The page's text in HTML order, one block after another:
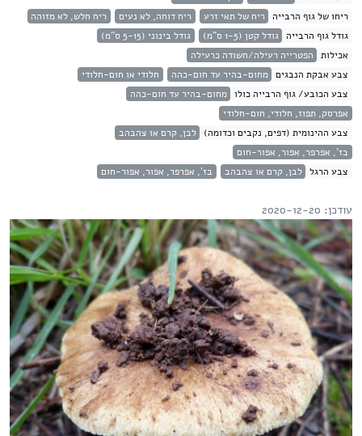
ריחו של גוף הרבייה ריח של תאי זרע ריח דוחה, לא נעים
ריח חלש, לא מזוהה
גודל גוף הרבייה גודל קטן (1-5 ס"מ)
גודל בינוני (5-15 ס"מ)
אכילות הפטרייה רעילה/חשודה כרעילה
צבע אבקת הנבגים מחום-בהיר עד חום-כהה
חלודי או חום-חלודי
צבע הכובע/ גוף הרבייה כולו מחום-בהיר עד חום-כהה
אפרסק, תפוז, חלודי, חום-חלודי
צבע ההינומית (דפים, נקבים וכדומה) לבן, קרם או צהבהב
בז', אפרפר, אפור, אפור-חום
צבע הרגל לבן, קרם או צהבהב בז', אפרפר, אפור, אפור-חום
עודכן: 2020-12-20